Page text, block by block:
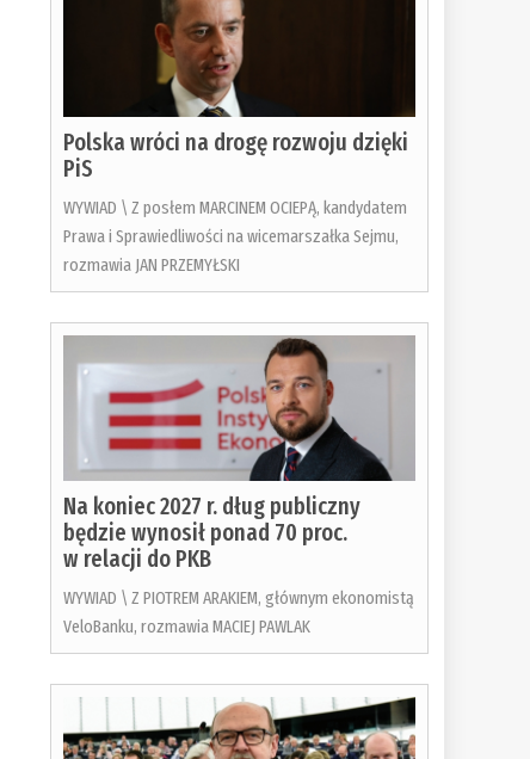
Polska wróci na drogę rozwoju dzięki
PiS
WYWIAD \ Z posłem MARCINEM OCIEPĄ, kandydatem
Prawa i Sprawiedliwości na wicemarszałka Sejmu,
rozmawia JAN PRZEMYŁSKI
Na koniec 2027 r. dług publiczny
będzie wynosił ponad 70 proc.
w relacji do PKB
WYWIAD \ Z PIOTREM ARAKIEM, głównym ekonomistą
VeloBanku, rozmawia MACIEJ PAWLAK